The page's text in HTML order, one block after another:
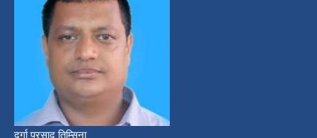
दुर्गा प्रसाद तिम्सिना